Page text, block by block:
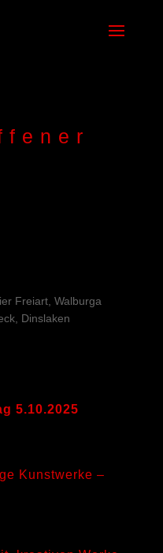
Freiart, Walburga
Dinslaken
5.10.2025
Kunstwerke –